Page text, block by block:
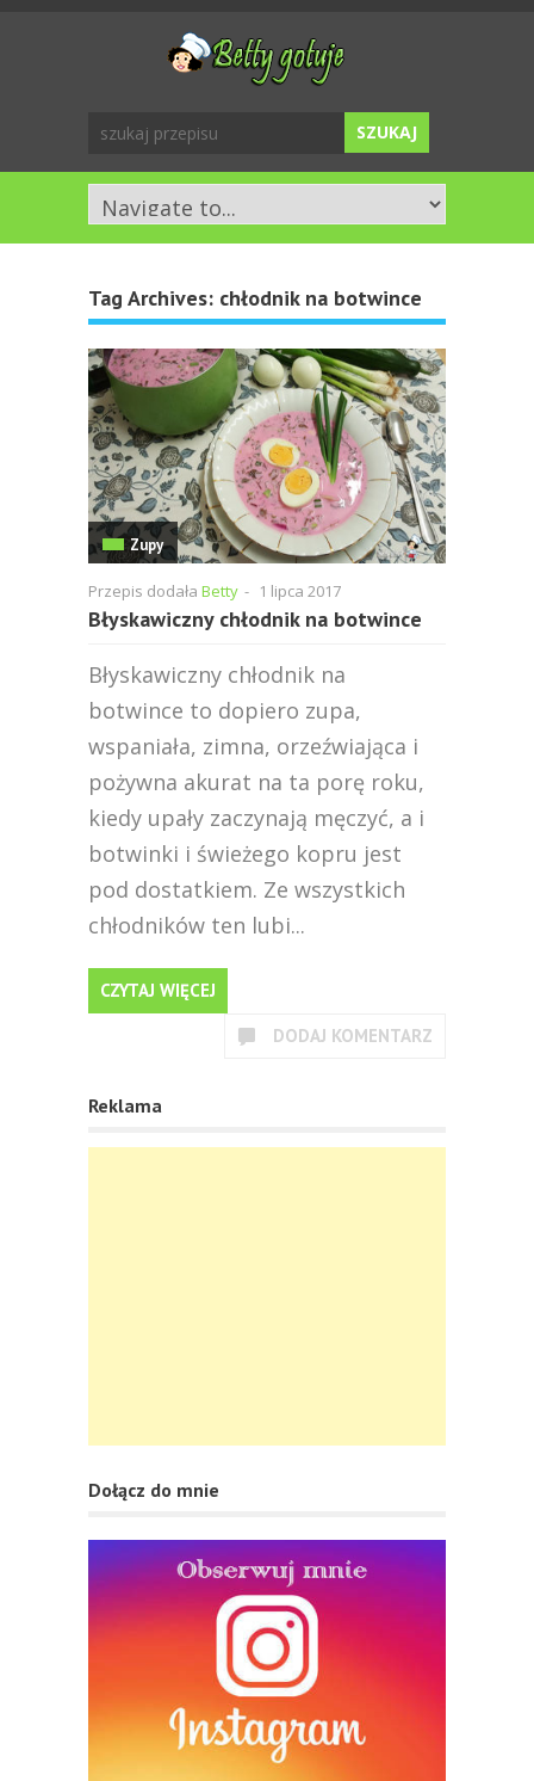
Tag Archives: chłodnik na botwince
Zupy
Przepis dodała Betty - 1 lipca 2017
Błyskawiczny chłodnik na botwince
Błyskawiczny chłodnik na
botwince to dopiero zupa,
wspaniała, zimna, orzeźwiająca i
pożywna akurat na ta porę roku,
kiedy upały zaczynają męczyć, a i
botwinki i świeżego kopru jest
pod dostatkiem. Ze wszystkich
chłodników ten lubi...
CZYTAJ WIĘCEJ
DODAJ KOMENTARZ
Reklama
Dołącz do mnie